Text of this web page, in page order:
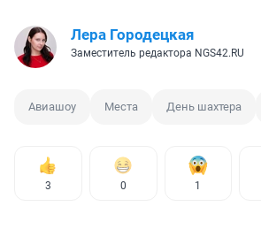
Лера Городецкая
Заместитель редактора NGS42.RU
Авиашоу Места День шахтера
3 0 1